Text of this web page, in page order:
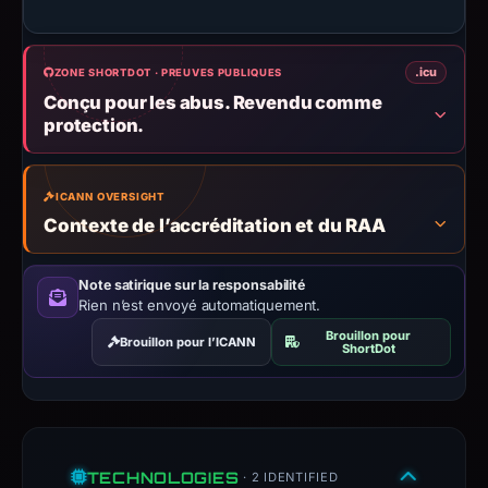
IP
registration
Apr
21,
2026.
Infrastructure
details
may
have
changed
ZONE SHORTDOT · PREUVES PUBLIQUES .icu
Conçu pour les abus. Revendu comme
protection.
ICANN OVERSIGHT
Contexte de l’accréditation et du RAA
Note satirique sur la responsabilité
Rien n’est envoyé automatiquement.
Brouillon pour l’ICANN
Brouillon pour
ShortDot
TECHNOLOGIES · 2 IDENTIFIED